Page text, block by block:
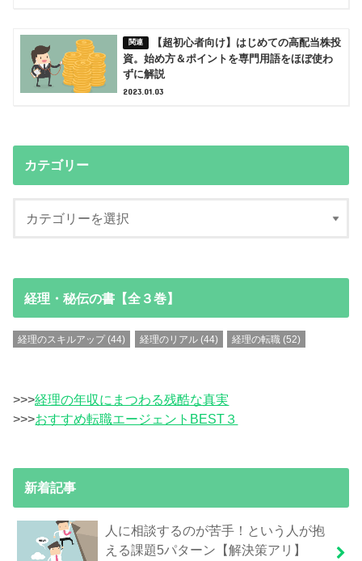
【超初心者向け】はじめての高配当株投
資。始め方＆ポイントを専門用語をほぼ使わ
ずに解説
2023.01.03
カテゴリー
経理・秘伝の書【全３巻】
経理のスキルアップ (44) 経理のリアル(44) 経理の転職 (52)
>>>経理の年収にまつわる残酷な真実
>>>おすすめ転職エージェントBEST３
新着記事
人に相談するのが苦手！という人が抱
える課題5パターン【解決策アリ】